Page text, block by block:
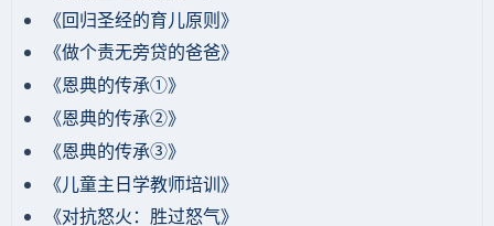
《回归圣经的育儿原则》
《做个责无旁贷的爸爸》
《恩典的传承①》
《恩典的传承②》
《恩典的传承③》
《儿童主日学教师培训》
《对抗怒火：胜过怒气》